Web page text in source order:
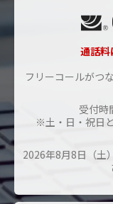
通話料
フリーコールがつ
受付時
※土・日・祝日
2026年8月8日（土